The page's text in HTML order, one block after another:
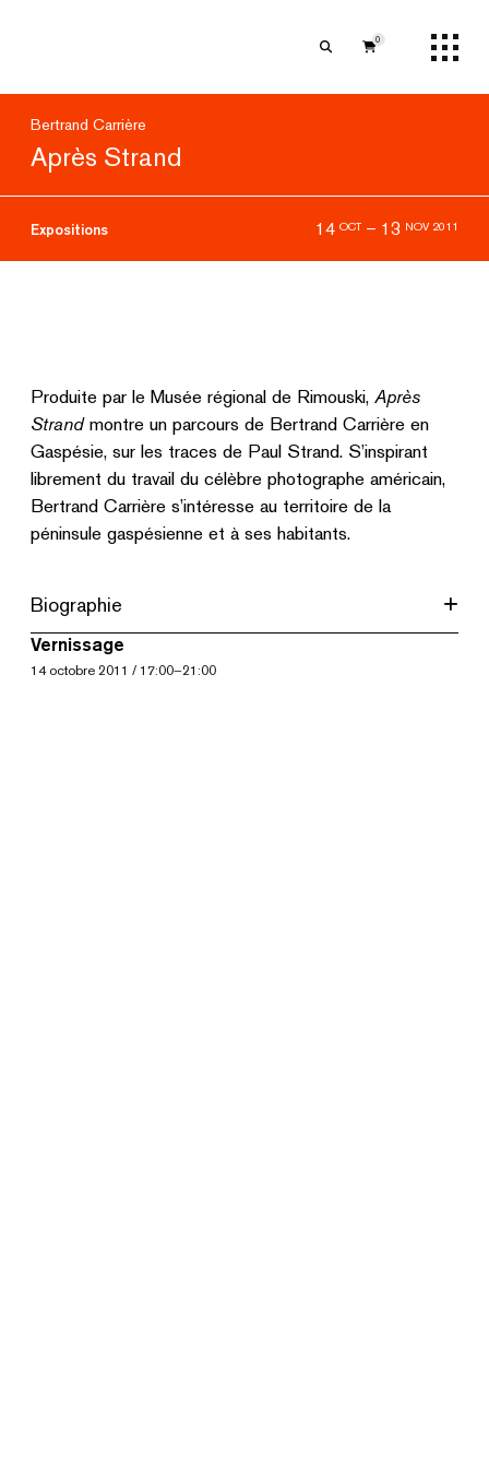
0
Bertrand Carrière
Après Strand
Expositions 14 OCT – 13 NOV 2011
Produite par le Musée régional de Rimouski, Après
Strandmontre un parcours de Bertrand Carrière en
Gaspésie, sur les traces de Paul Strand. S’inspirant
librement du travail du célèbre photographe américain,
Bertrand Carrière s’intéresse au territoire de la
péninsule gaspésienne et à ses habitants.
Biographie
Vernissage
14 octobre 2011 / 17:00–21:00